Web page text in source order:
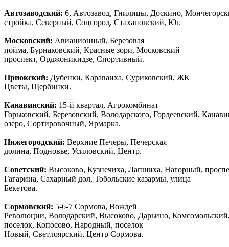
Автозаводский: 6, Автозавод, Гнилицы, Доскино,
стройка, Северный, Соцгород, Стахановский, Юг.
Московский: Авиационный, Березовая
пойма, Бурнаковский, Красные зори, Московский
проспект, Орджоникидзе, Спортивный.
Приокский: Дубенки, Караваиха, Суриковский, ЖК
Цветы, Щербинки.
Канавинский: 15-й квартал, Агрокомбинат
Горьковский, Березовский, Володарского, Гордеевский,
озеро, Сортировочный, Ярмарка.
Нижегородский: Верхние Печеры, Печерская
долина, Подновье, Усиловский, Центр.
Советский: Высоково, Кузнечиха, Лапшиха, Нагорный,
Гагарина, Сахарный дол, Тобольские казармы, улица
Бекетова.
Сормовский: 5-6-7 Сормова, Вождей
Революции, Володарский, Высоково, Дарьино,
поселок, Копосово, Народный, поселок
Новый, Светлоярский, Центр Сормова.